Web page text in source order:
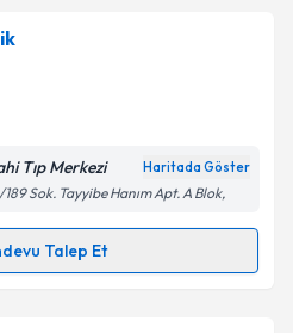
takvimi talebi oluşturun.
almanız için bir takvim
ile bilgilendireceğiz.
işlenmesine ilişkin
kişisel verilerimin belirtilen
Tıp Merkezi Haritada Göster
Sok. Tayyibe Hanım Apt. A Blok,
Talep Et
Talebi